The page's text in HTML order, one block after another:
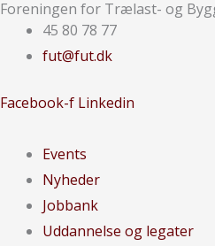
Gå
indholdet
Foreningen for Trælast- og
45 80 78 77
fut@fut.dk
Facebook-f Linkedin
Events
Nyheder
Jobbank
Uddannelse og legater
Arkiver